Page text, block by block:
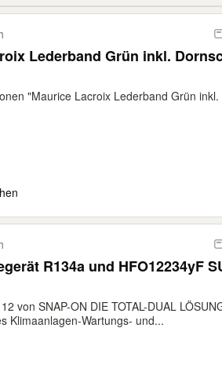
Lederband Grün inkl.
"Maurice Lacroix Lederband Grün inkl.
R134a und HFO12234yF
von SNAP-ON DIE TOTAL-DUAL
Klimaanlagen-Wartungs- und...